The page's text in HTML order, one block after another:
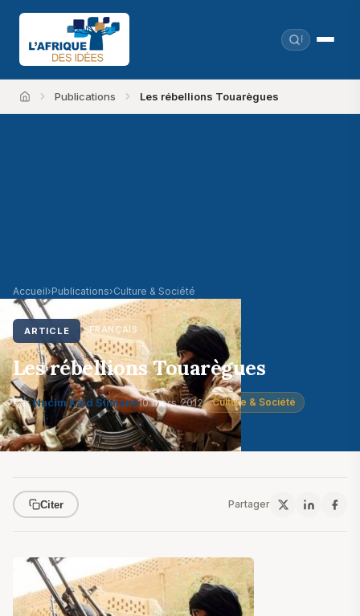
Accueil
Publications Les rébellions Touarègues
Accueil›Publications›Culture & Société
ARTICLE FRANÇAIS
Les rébellions Touarègues
ParNacim Kaid Slimane10 mars 2012 Culture & Société
Citer Partager